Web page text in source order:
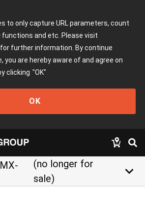
to only capture URL parameters, count
functions and etc. Please visit
for further information. By continue
you are hereby aware of and agree on
clicking "OK"
OK
(no longer for
sale)
keyboard_arrow_down